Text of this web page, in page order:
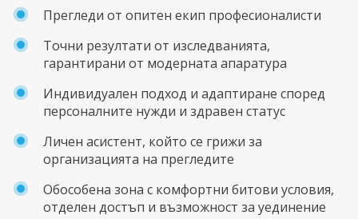
Прегледи от опитен екип професионалисти
Точни резултати от изследванията,
гарантирани от модерната апаратура
Индивидуален подход и адаптиране според
персоналните нужди и здравен статус
Личен асистент, който се грижи за
организацията на прегледите
Обособена зона с комфортни битови условия,
отделен достъп и възможност за уединение